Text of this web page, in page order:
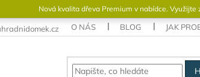
Nová kvalita dřeva Premium v ​​nabídce.
O NÁS BLOG JAK